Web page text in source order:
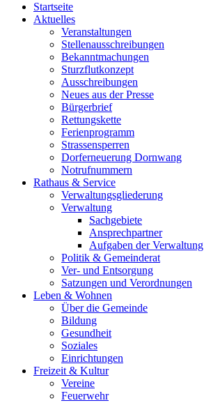
Startseite
Aktuelles
Veranstaltungen
Stellenausschreibungen
Bekanntmachungen
Sturzflutkonzept
Ausschreibungen
Neues aus der Presse
Bürgerbrief
Rettungskette
Ferienprogramm
Strassensperren
Dorferneuerung Dornwang
Notrufnummern
Rathaus & Service
Verwaltungsgliederung
Verwaltung
Sachgebiete
Ansprechpartner
Aufgaben der Verwaltung
Politik & Gemeinderat
Ver- und Entsorgung
Satzungen und Verordnungen
Leben & Wohnen
Über die Gemeinde
Bildung
Gesundheit
Soziales
Einrichtungen
Freizeit & Kultur
Vereine
Feuerwehr